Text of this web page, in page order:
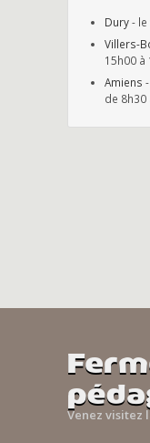
Dury-
Villers-
15h00 à
Amiens
de 8h30
Venez visitez